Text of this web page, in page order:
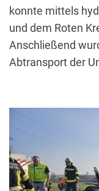
konnte mittels
und dem Roten
Anschließend
Abtransport der